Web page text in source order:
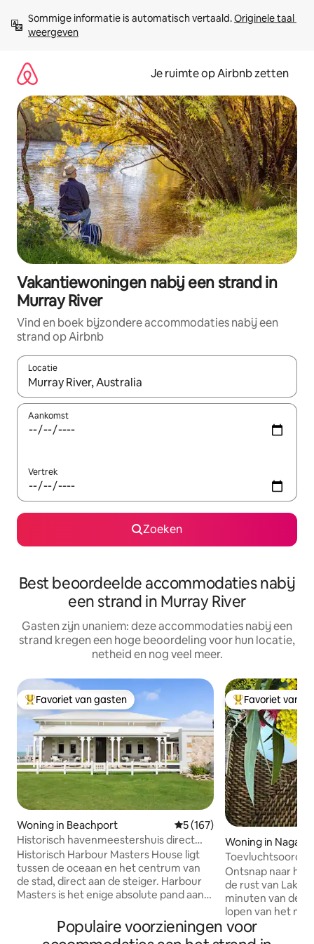
direct
naar
Sommige informatie is automatisch vertaald. Originele taal
weergeven
Je ruimte op Airbnb zetten
Vakantiewoningen nabij een strand in
Murray River
Vind en boek bijzondere accommodaties nabij een
strand op Airbnb
Locatie
Wanneer er suggesties beschikbaar zijn, maak je een keuze
Aankomst
Vertrek
Zoeken
Best beoordeelde accommodaties nabij
een strand in Murray River
Gasten zijn unaniem: deze accommodaties nabij een
strand kregen een hoge beoordeling voor hun locatie,
netheid en nog veel meer.
Topfavoriet van gasten
Favoriet van gasten
Woning in Beachport Gemiddelde beoordeling
5 (167)
Historisch havenmeestershuis direct
aan het strand
Historisch Harbour Masters House ligt
tussen de oceaan en het centrum van
de stad, direct aan de steiger. Harbour
Masters is het enige absolute pand aan
gerenoveerd naar een superieure
standaard. Gerestaureerde historische
Topfavoriet van
Favoriet van
Woning in
Toevluchtsoord
- huis met 3
badkamers
Ontsnap naar
de rust van
minuten van de
lopen van het meer. Je zult ❤️
12md checkout 😉 Onze plek is de
keuze als je
Populaire voorzieningen voor